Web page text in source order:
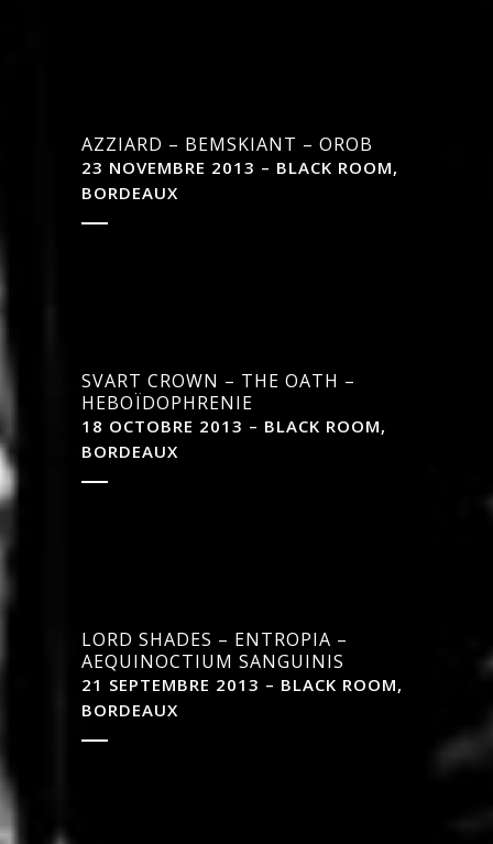
AZZIARD – BEMSKIANT – OROB
23 NOVEMBRE 2013 – BLACK ROOM,
BORDEAUX
SVART CROWN – THE OATH –
HEBOÏDOPHRENIE
18 OCTOBRE 2013 – BLACK ROOM,
BORDEAUX
LORD SHADES – ENTROPIA –
AEQUINOCTIUM SANGUINIS
21 SEPTEMBRE 2013 – BLACK ROOM,
BORDEAUX